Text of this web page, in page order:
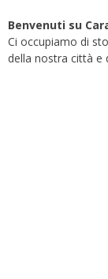
Benvenuti su
Ci occupiamo di
della nostra città e